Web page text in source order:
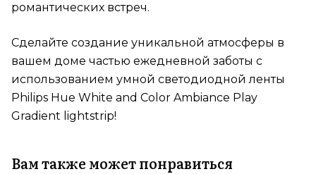
романтических встреч.
Сделайте создание уникальной атмосферы в
вашем доме частью ежедневной заботы с
использованием умной светодиодной ленты
Philips Hue White and Color Ambiance Play
Gradient lightstrip!
Вам также может понравиться